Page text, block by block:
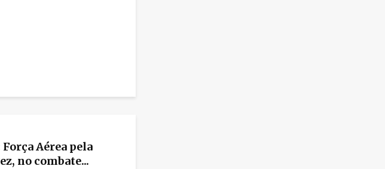
Aérea pela
no combate...